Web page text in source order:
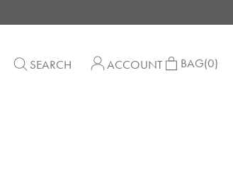
SEARCH ACCOUNT BAG(0)